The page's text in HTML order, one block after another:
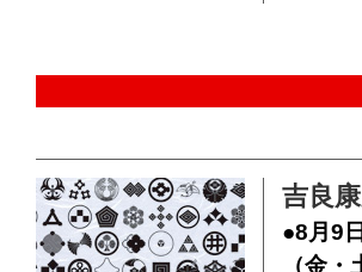
吉良
●8月9
（金